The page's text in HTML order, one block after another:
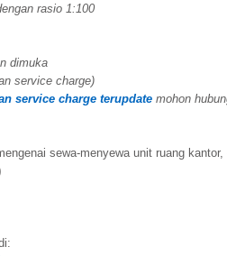
rasio 1:100
dimuka
service charge)
service charge terupdate mohon
sewa-menyewa unit ruang